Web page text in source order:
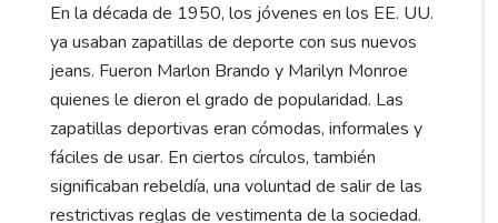
En la década de 1950, los jóvenes en los EE. UU.
ya usaban zapatillas de deporte con sus nuevos
jeans. Fueron Marlon Brando y Marilyn Monroe
quienes le dieron el grado de popularidad. Las
zapatillas deportivas eran cómodas, informales y
fáciles de usar. En ciertos círculos, también
significaban rebeldía, una voluntad de salir de las
restrictivas reglas de vestimenta de la sociedad.